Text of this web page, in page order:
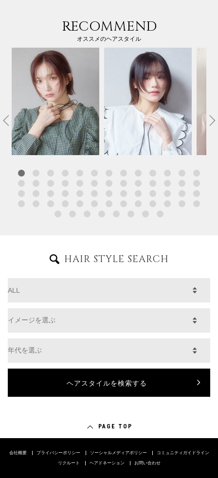
RECOMMEND
オススメのヘアスタイル
HAIR STYLE SEARCH
PAGE TOP
会社概要 プライバシーポリシー ソーシャルメディアポリシー コミュニティガイドライン
リクルート ヘアドネーション お問い合わせ